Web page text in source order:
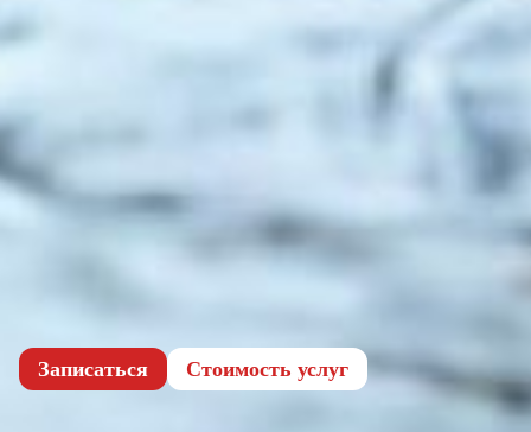
Записаться Cтоимость услуг